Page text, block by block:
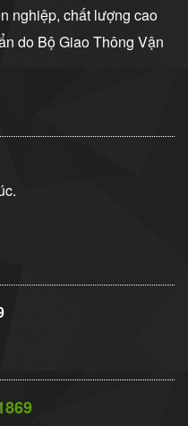
nghiệp, chất lượng cao
do Bộ Giao Thông Vận